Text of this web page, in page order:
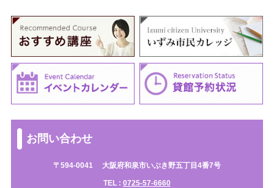
お問い合わせ
〒594-0041 大阪府和泉市いぶき野五丁目4番7号
TEL : 0725-57-6660